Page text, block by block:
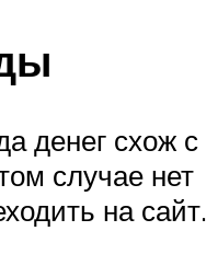
денег схож с
случае нет
на сайт.